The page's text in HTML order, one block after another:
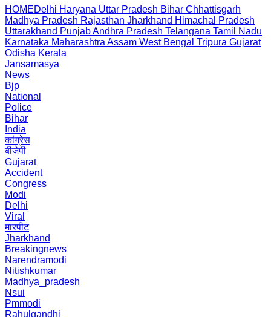
HOMEDelhi Haryana Uttar Pradesh Bihar Chhattisgarh
Madhya Pradesh Rajasthan Jharkhand Himachal Pradesh
Uttarakhand PunjabAndhra Pradesh Telangana Tamil Nadu
Karnataka Maharashtra Assam West Bengal Tripura Gujarat
Odisha Kerala
Jansamasya
News
Bjp
National
Police
Bihar
India
कांग्रेस
बीजेपी
Gujarat
Accident
Congress
Modi
Delhi
Viral
मारपीट
Jharkhand
Breakingnews
Narendramodi
Nitishkumar
Madhya_pradesh
Nsui
Pmmodi
Rahulgandhi